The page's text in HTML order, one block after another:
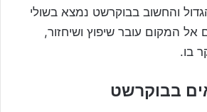
והחשוב בבוקרשט נמצא בשולי
אל המקום עובר שיפוץ ושיחזור,
בו.
בבוקרשט